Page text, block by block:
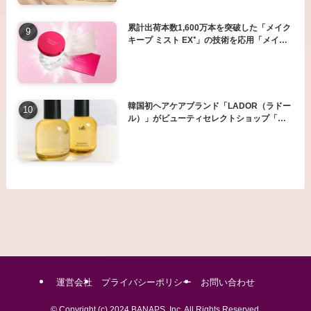
累計出荷本数1,600万本を突破した「メイク
キープ ミスト EX⁺」の技術を応用「メイク
韓国初ヘアケアブランド「LADOR（ラドー
ル）」がビューティセレクトショップ「フ
運営会社 プライバシーポリシー お問い合わせ